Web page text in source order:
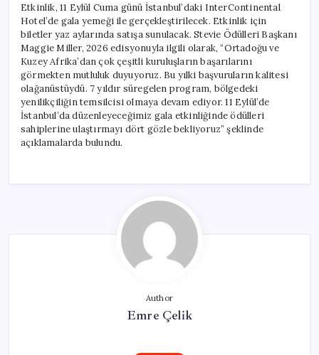
Etkinlik, 11 Eylül Cuma günü İstanbul’daki InterContinental
Hotel’de gala yemeği ile gerçekleştirilecek. Etkinlik için
biletler yaz aylarında satışa sunulacak. Stevie Ödülleri Başkanı
Maggie Miller, 2026 edisyonuyla ilgili olarak, “Ortadoğu ve
Kuzey Afrika’dan çok çeşitli kuruluşların başarılarını
görmekten mutluluk duyuyoruz. Bu yılki başvuruların kalitesi
olağanüstüydü. 7 yıldır süregelen program, bölgedeki
yenilikçiliğin temsilcisi olmaya devam ediyor. 11 Eylül’de
İstanbul’da düzenleyeceğimiz gala etkinliğinde ödülleri
sahiplerine ulaştırmayı dört gözle bekliyoruz” şeklinde
açıklamalarda bulundu.
Author
Emre Çelik